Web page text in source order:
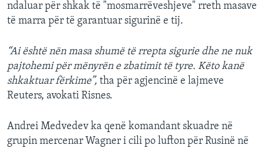
ndaluar për shkak të "mosmarrëveshjeve" rreth masave
të marra për të garantuar sigurinë e tij.
“Ai është nën masa shumë të rrepta sigurie dhe ne nuk
pajtohemi për mënyrën e zbatimit të tyre. Këto kanë
shkaktuar fërkime”, tha për agjencinë e lajmeve
Reuters, avokati Risnes.
Andrei Medvedev ka qenë komandant skuadre në
grupin mercenar Wagner i cili po lufton për Rusinë në